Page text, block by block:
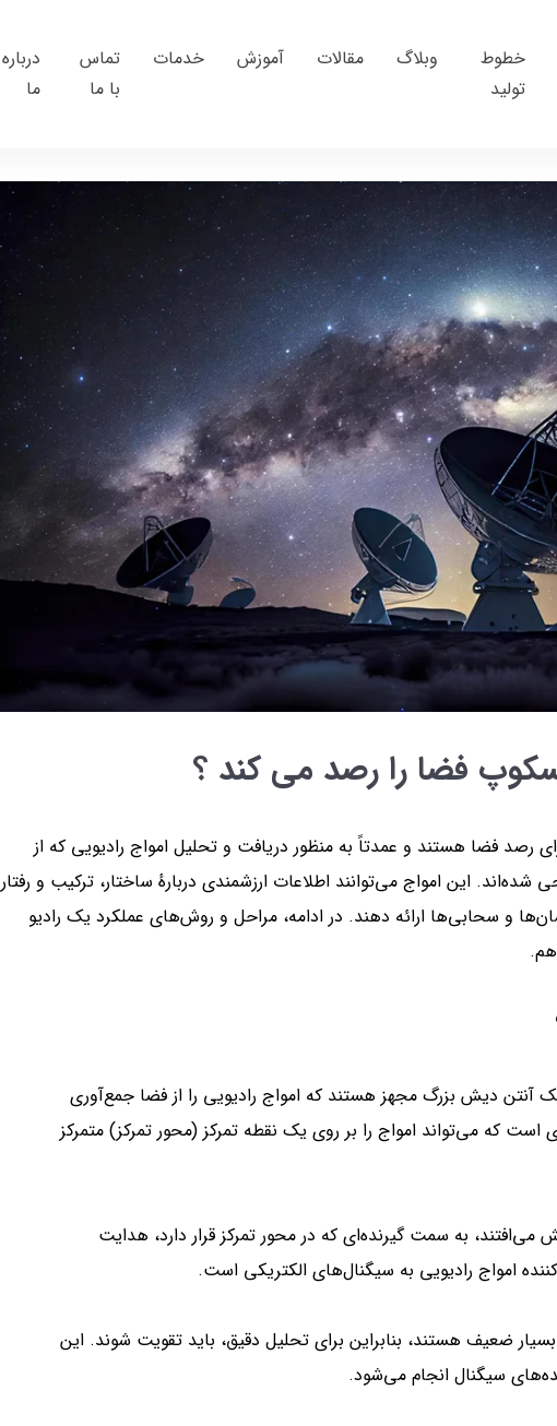
خطوط
تولید
وبلاگ مقالات آموزش خدمات
تماس
با ما
درباره
ما
فضا را رصد می کند ؟
رصد فضا هستند و عمدتاً به منظور دریافت و تحلیل امواج رادیویی که از
این امواج می‌توانند اطلاعات ارزشمندی دربارهٔ ساختار، ترکیب و رفتار
و سحابی‌ها ارائه دهند. در ادامه، مراحل و روش‌های عملکرد یک رادیو
آنتن دیش بزرگ مجهز هستند که امواج رادیویی را از فضا جمع‌آوری
که می‌تواند امواج را بر روی یک نقطه تمرکز (محور تمرکز) متمرکز
می‌افتند، به سمت گیرنده‌ای که در محور تمرکز قرار دارد، هدایت
امواج رادیویی به سیگنال‌های الکتریکی است.
ضعیف هستند، بنابراین برای تحلیل دقیق، باید تقویت شوند. این
سیگنال انجام می‌شود.